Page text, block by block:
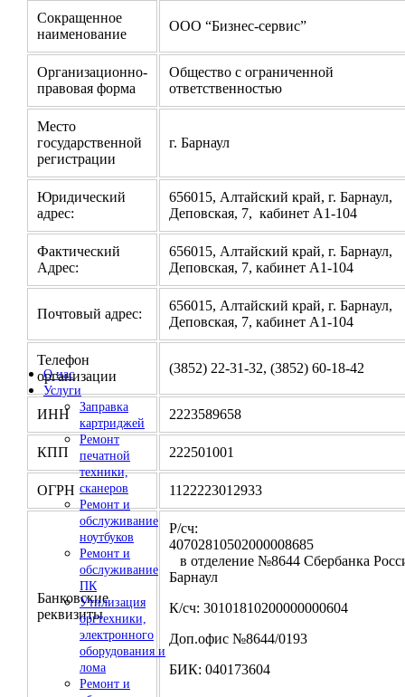
О нас
Услуги
Заправка
картриджей
Ремонт
печатной
техники,
сканеров
Ремонт и
обслуживание
ноутбуков
Ремонт и
обслуживание
ПК
Утилизация
оргтехники,
электронного
оборудования и
лома
Ремонт и
Сокращенное
наименование
ООО “Бизнес-сервис”
Организационно-
правовая форма
Общество с ограниченной
ответственностью
Место
государственной
регистрации
г. Барнаул
Юридический
адрес:
656015, Алтайский край, г. Барнаул,
Деповская, 7, кабинет А1-104
Фактический
Адрес:
656015, Алтайский край, г. Барнаул,
Деповская, 7, кабинет А1-104
Почтовый адрес:
656015, Алтайский край, г. Барнаул,
Деповская, 7, кабинет А1-104
Телефон
организации
(3852) 22-31-32, (3852) 60-18-42
ИНН 2223589658
КПП 222501001
ОГРН 1122223012933
Банковские
реквизиты
Р/сч:
в отделение №8644 Сбербанка
Барнаул
К/сч: 30101810200000000604
Доп.офис №8644/0193
БИК: 040173604